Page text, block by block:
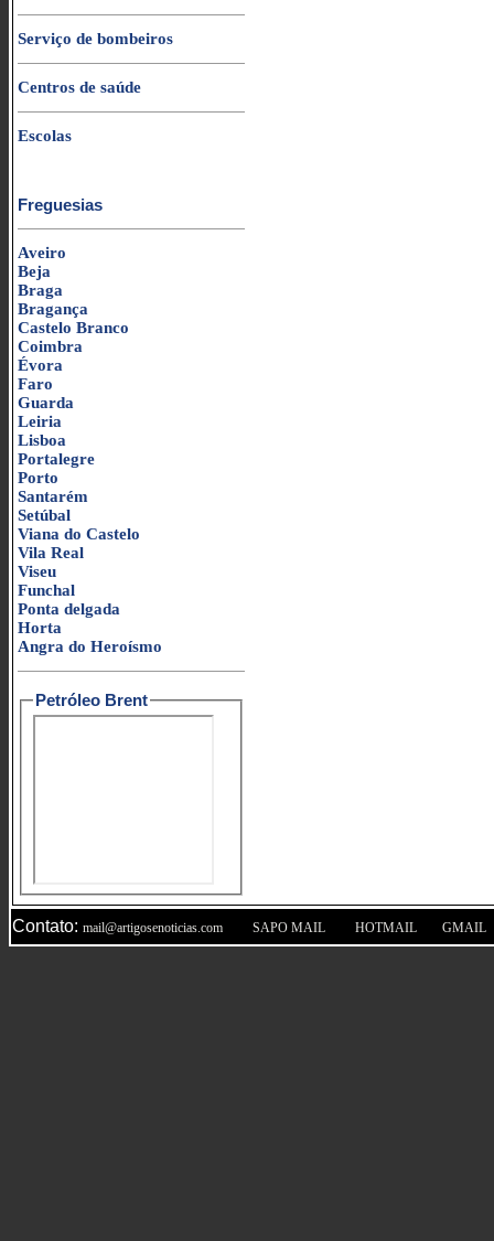
Serviço de bombeiros
Centros de saúde
Escolas
Freguesias
Aveiro
Beja
Braga
Bragança
Castelo Branco
Coimbra
Évora
Faro
Guarda
Leiria
Lisboa
Portalegre
Porto
Santarém
Setúbal
Viana do Castelo
Vila Real
Viseu
Funchal
Ponta delgada
Horta
Angra do Heroísmo
Petróleo Brent
Contato: mail@artigosenoticias.com SAPO MAIL HOTMAIL GMAIL